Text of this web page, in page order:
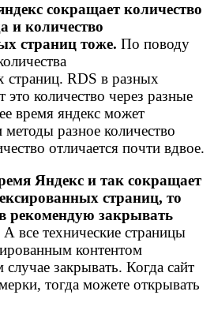
сокращает количество
и количество
страниц тоже. По поводу
страниц. RDS в разных
это количество через разные
время яндекс может
методы разное количество
отличается почти вдвое.
Яндекс и так сокращает
страниц, то
рекомендую закрывать
А все технические страницы
контентом
закрывать. Когда сайт
тогда можете открывать